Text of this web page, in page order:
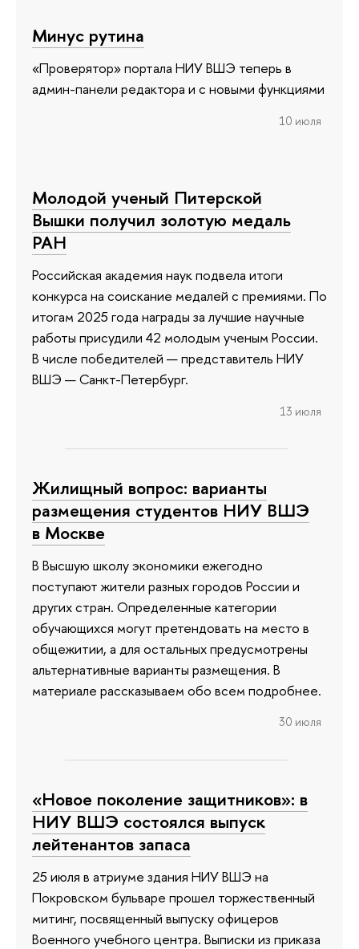
Минус рутина
«Проверятор» портала НИУ ВШЭ теперь в
админ-панели редактора и с новыми функциями
10 июля
Молодой ученый Питерской
Вышки получил золотую медаль
РАН
Российская академия наук подвела итоги
конкурса на соискание медалей с премиями. По
итогам 2025 года награды за лучшие научные
работы присудили 42 молодым ученым России.
В числе победителей — представитель НИУ
ВШЭ — Санкт-Петербург.
13 июля
Жилищный вопрос: варианты
размещения студентов НИУ ВШЭ
в Москве
В Высшую школу экономики ежегодно
поступают жители разных городов России и
других стран. Определенные категории
обучающихся могут претендовать на место в
общежитии, а для остальных предусмотрены
альтернативные варианты размещения. В
материале рассказываем обо всем подробнее.
30 июля
«Новое поколение защитников»: в
НИУ ВШЭ состоялся выпуск
лейтенантов запаса
25 июля в атриуме здания НИУ ВШЭ на
Покровском бульваре прошел торжественный
митинг, посвященный выпуску офицеров
Военного учебного центра. Выписки из приказа